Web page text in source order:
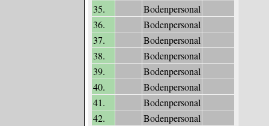
35.
Bodenpersonal
36.
Bodenpersonal
37.
Bodenpersonal
38.
Bodenpersonal
39.
Bodenpersonal
40.
Bodenpersonal
41.
Bodenpersonal
42.
Bodenpersonal